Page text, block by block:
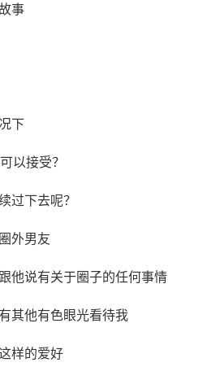
事
下
以接受？
过下去呢？
外男友
他说有关于圈子的任何事情
其他有色眼光看待我
样的爱好